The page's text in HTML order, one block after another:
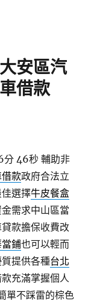
安區汽
借款
分 46秒 輔助非
款政府合法立
選擇牛皮餐盒
需求中山區當
款擔保收費改
鋪也可以輕而
提供各種台北
充滿掌握個人
單不踩雷的棕色